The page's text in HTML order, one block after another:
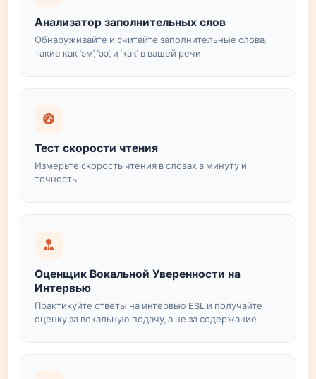
Анализатор заполнительных слов
Обнаруживайте и считайте заполнительные слова,
такие как 'эм', 'ээ', и 'как' в вашей речи
Тест скорости чтения
Измерьте скорость чтения в словах в минуту и
точность
Оценщик Вокальной Уверенности на
Интервью
Практикуйте ответы на интервью ESL и получайте
оценку за вокальную подачу, а не за содержание